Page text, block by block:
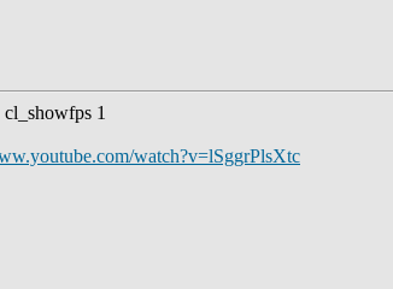
1
watch?v=lSggrPlsXtc